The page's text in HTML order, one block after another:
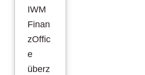
IWM
Finan
zOffic
e
überz